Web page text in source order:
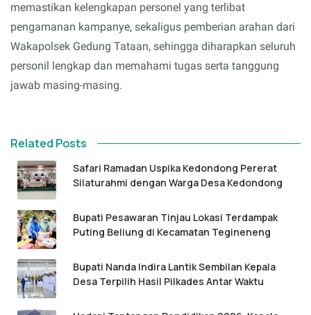
memastikan kelengkapan personel yang terlibat
pengamanan kampanye, sekaligus pemberian arahan dari
Wakapolsek Gedung Tataan, sehingga diharapkan seluruh
personil lengkap dan memahami tugas serta tanggung
jawab masing-masing.
Related Posts
Safari Ramadan Uspika Kedondong Pererat
Silaturahmi dengan Warga Desa Kedondong
Bupati Pesawaran Tinjau Lokasi Terdampak
Puting Beliung di Kecamatan Tegineneng
Bupati Nanda Indira Lantik Sembilan Kepala
Desa Terpilih Hasil Pilkades Antar Waktu